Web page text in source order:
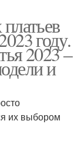
году.
2023 –
и
их выбором